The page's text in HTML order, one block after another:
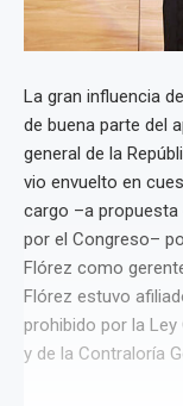
La gran influencia
de buena parte del
general de la
vio envuelto en
cargo –a propuesta
por el Congreso–
Flórez como
Flórez estuvo
prohibido por la
y de la Contraloría